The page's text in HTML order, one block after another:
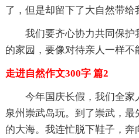
了，但是却留下了大自然带给
我们要齐心协力共同保
的家园，要像对待亲人一样不
走进自然作文300字 篇2
今年国庆长假，我们全
泉州崇武岛玩。到了崇武，
的大海。我连忙脱下鞋子，